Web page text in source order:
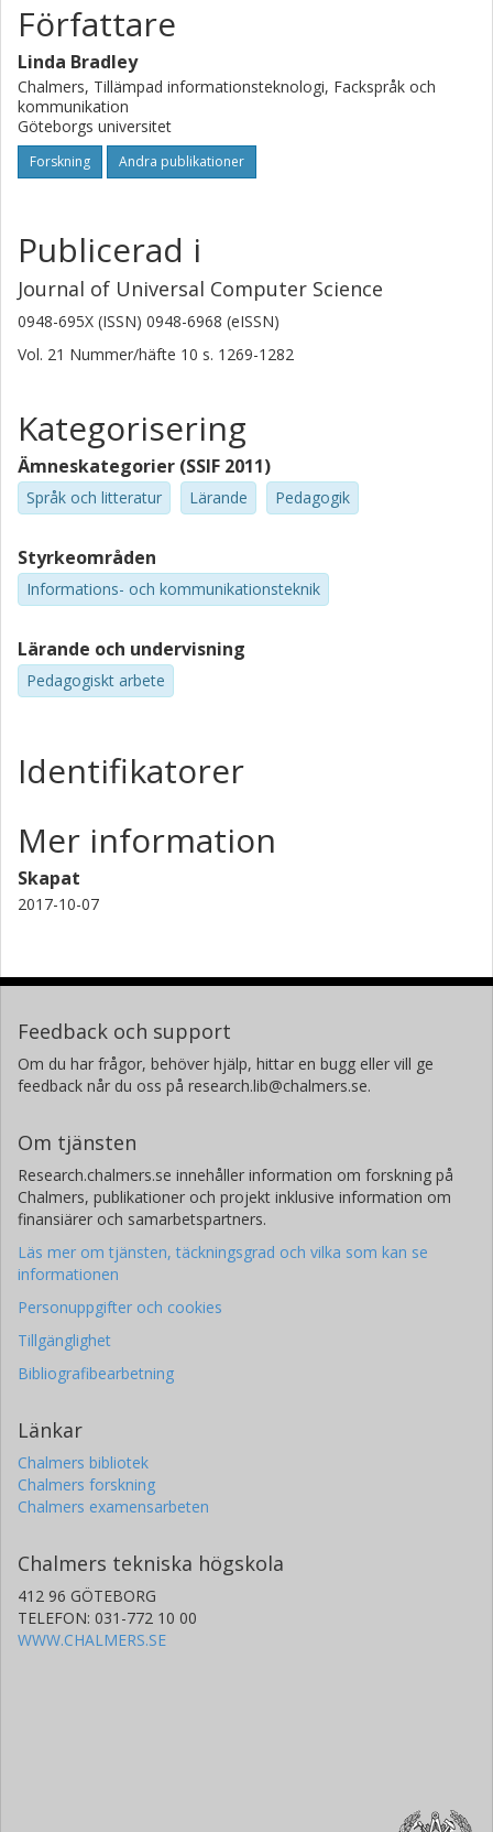
Författare
Linda Bradley
Chalmers, Tillämpad informationsteknologi, Fackspråk och
kommunikation
Göteborgs universitet
Forskning Andra publikationer
Publicerad i
Journal of Universal Computer Science
0948-695X (ISSN) 0948-6968 (eISSN)
Vol. 21 Nummer/häfte 10 s. 1269-1282
Kategorisering
Ämneskategorier (SSIF 2011)
Språk och litteratur Lärande Pedagogik
Styrkeområden
Informations- och kommunikationsteknik
Lärande och undervisning
Pedagogiskt arbete
Identifikatorer
Mer information
Skapat
2017-10-07
Feedback och support
Om du har frågor, behöver hjälp, hittar en bugg eller vill ge
feedback når du oss på research.lib@chalmers.se.
Om tjänsten
Research.chalmers.se innehåller information om forskning på
Chalmers, publikationer och projekt inklusive information om
finansiärer och samarbetspartners.
Läs mer om tjänsten, täckningsgrad och vilka som kan se
informationen
Personuppgifter och cookies
Tillgänglighet
Bibliografibearbetning
Länkar
Chalmers bibliotek
Chalmers forskning
Chalmers examensarbeten
Chalmers tekniska högskola
412 96 GÖTEBORG
TELEFON: 031-772 10 00
WWW.CHALMERS.SE